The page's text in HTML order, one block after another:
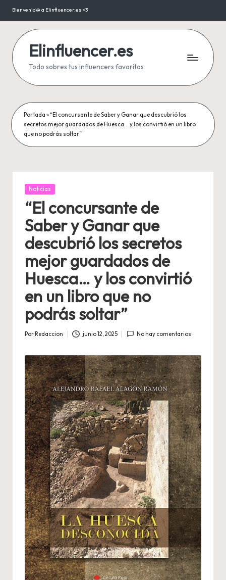
Saltar
contenido
Bienvenid@ a Elinfluencer.es <3
Elinfluencer.es
Todo sobres tus influencers favoritos
Portada »“El concursante de Saber y Ganar que descubrió los
secretos mejor guardados de Huesca… y los convirtió en un libro
que no podrás soltar”
Publicada
Noticias
“El concursante de
Saber y Ganar que
descubrió los secretos
mejor guardados de
Huesca… y los convirtió
en un libro que no
podrás soltar”
Por Redaccion junio 12, 2025 No hay comentarios